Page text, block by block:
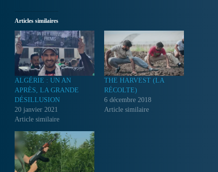
Articles similaires
ALGÉRIE : UN AN
APRÈS, LA GRANDE
DÉSILLUSION
20 janvier 2021
Article similaire
THE HARVEST (LA
RÉCOLTE)
6 décembre 2018
Article similaire